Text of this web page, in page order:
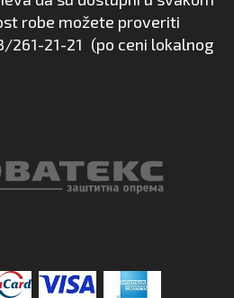
robe možete proveriti
261-21-21 (po ceni lokalnog